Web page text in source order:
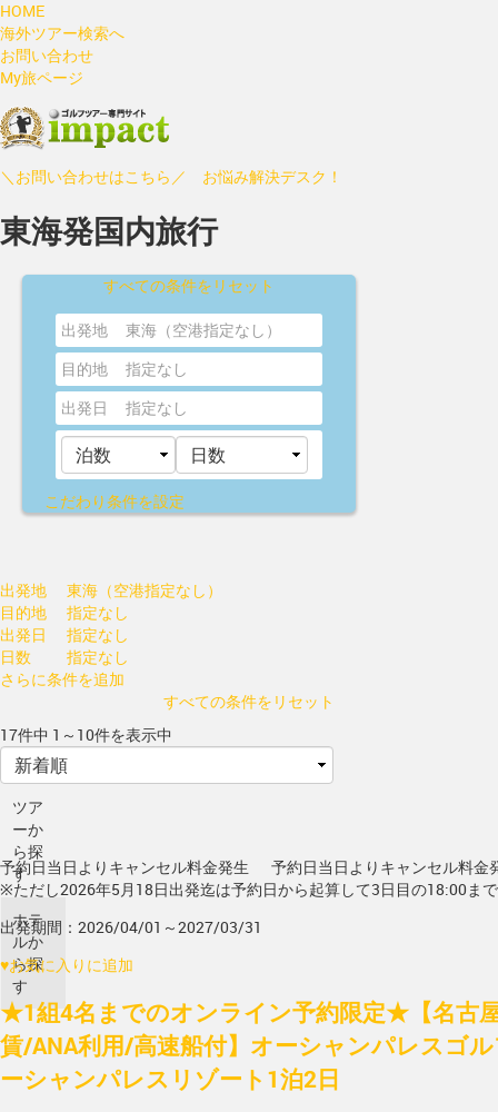
HOME
海外ツアー検索へ
お問い合わせ
My旅ページ
＼お問い合わせはこちら／ お悩み解決デスク！
東海発国内旅行
すべての条件をリセット
出発地
東海（空港指定なし）
目的地
指定なし
出発日
指定なし
こだわり条件を設定
出発地
東海（空港指定なし）
目的地
指定なし
出発日
指定なし
日数
指定なし
さらに条件を追加
すべての条件をリセット
17件中 1～10件を表示中
ツア
ーか
ら探
す
ホテ
ルか
ら探
す
予約日当日よりキャンセル料金発生
予約日当日よりキャンセル料金
※ただし2026年5月18日出発迄は予約日から起算して3日目の18:00ま
出発期間：2026/04/01～2027/03/31
♥お気に入りに追加
★1組4名までのオンライン予約限定★【名古
賃/ANA利用/高速船付】オーシャンパレスゴ
ーシャンパレスリゾート1泊2日